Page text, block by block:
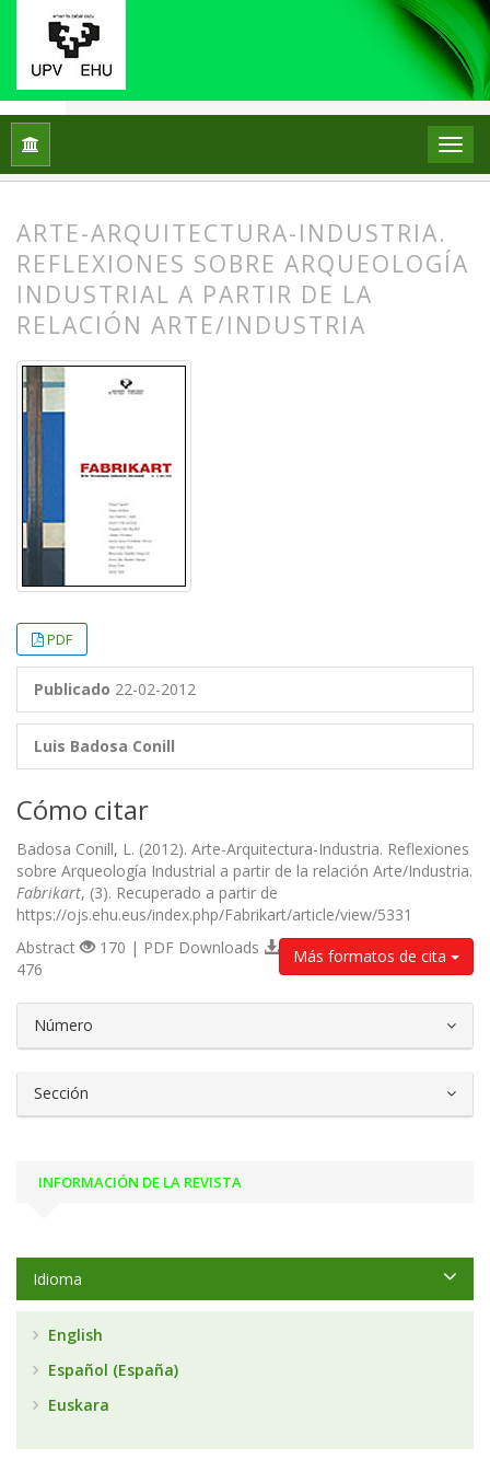
Inicio
ARTE-ARQUITECTURA-INDUSTRIA.
REFLEXIONES SOBRE ARQUEOLOGÍA
INDUSTRIAL A PARTIR DE LA
RELACIÓN ARTE/INDUSTRIA
PDF
Publicado 22-02-2012
Luis Badosa Conill
Cómo citar
Badosa Conill, L. (2012). Arte-Arquitectura-Industria. Reflexiones
sobre Arqueología Industrial a partir de la relación Arte/Industria.
Fabrikart, (3). Recuperado a partir de
https://ojs.ehu.eus/index.php/Fabrikart/article/view/5331
Más formatos de cita
Abstract
170 | PDF Downloads
476
Número
Sección
INFORMACIÓN DE LA REVISTA
Idioma
English
Español (España)
Euskara